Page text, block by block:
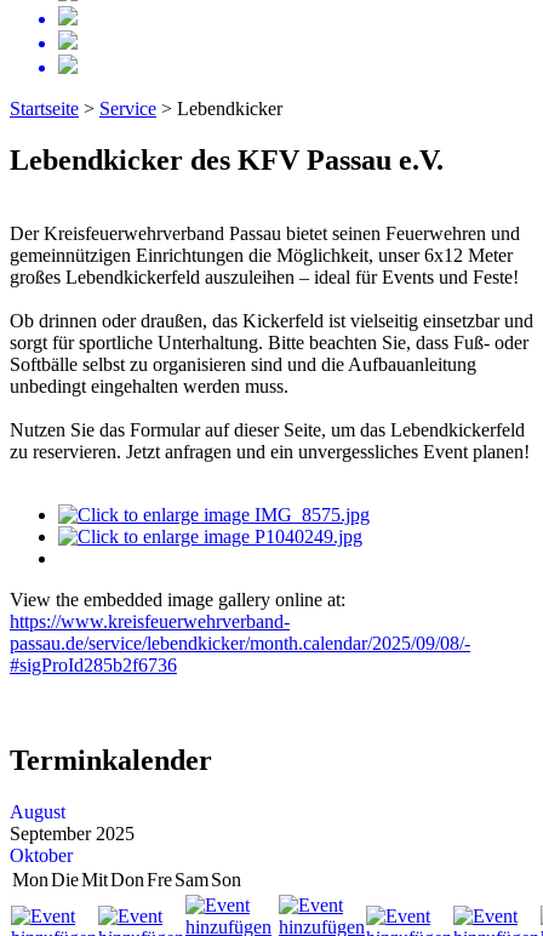
Startseite > Service > Lebendkicker
Lebendkicker des KFV Passau e.V.
Der Kreisfeuerwehrverband Passau bietet seinen Feuerwehren und
gemeinnützigen Einrichtungen die Möglichkeit, unser 6x12 Meter
großes Lebendkickerfeld auszuleihen – ideal für Events und Feste!
Ob drinnen oder draußen, das Kickerfeld ist vielseitig einsetzbar und
sorgt für sportliche Unterhaltung. Bitte beachten Sie, dass Fuß- oder
Softbälle selbst zu organisieren sind und die Aufbauanleitung
unbedingt eingehalten werden muss.
Nutzen Sie das Formular auf dieser Seite, um das Lebendkickerfeld
zu reservieren. Jetzt anfragen und ein unvergessliches Event planen!
View the embedded image gallery online at:
https://www.kreisfeuerwehrverband-
passau.de/service/lebendkicker/month.calendar/2025/09/08/-
#sigProId285b2f6736
Terminkalender
August
September 2025
Oktober
MonDieMitDonFreSamSon